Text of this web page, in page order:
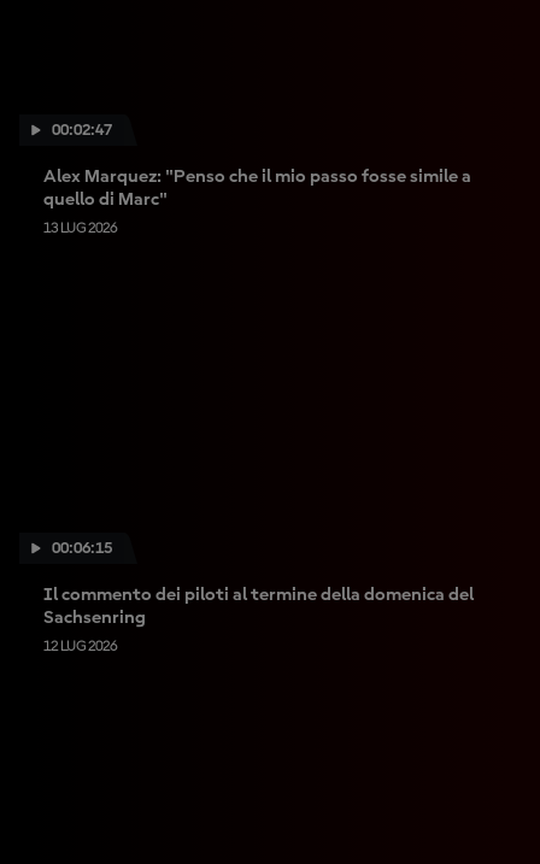
00:02:47
Alex Marquez: "Penso che il mio passo fosse simile a
quello di Marc"
13 LUG 2026
00:06:15
Il commento dei piloti al termine della domenica del
Sachsenring
12 LUG 2026